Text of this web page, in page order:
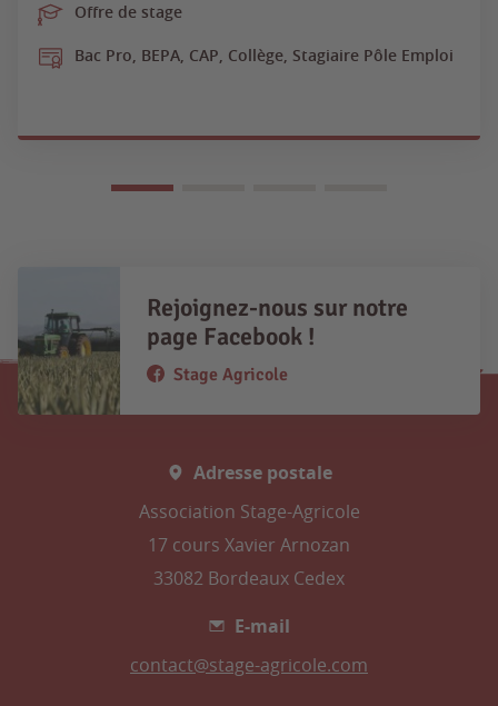
Offre de stage
Bac Pro, BEPA, CAP, Collège, Stagiaire Pôle Emploi
Rejoignez-nous sur notre
page Facebook !
Stage Agricole
Adresse postale
Association Stage-Agricole
17 cours Xavier Arnozan
33082 Bordeaux Cedex
E-mail
contact@stage-agricole.com